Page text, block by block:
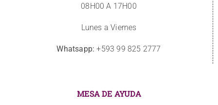
08H00 A 17H00
Lunes a Viernes
Whatsapp: +593 99 825 2777
MESA DE AYUDA